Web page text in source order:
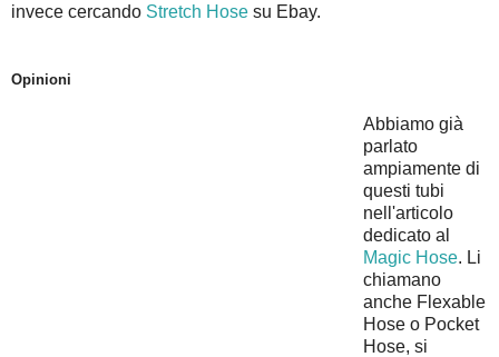
invece cercando Stretch Hose su Ebay.
Opinioni
Abbiamo già
parlato
ampiamente di
questi tubi
nell'articolo
dedicato al
Magic Hose. Li
chiamano
anche Flexable
Hose o Pocket
Hose, si